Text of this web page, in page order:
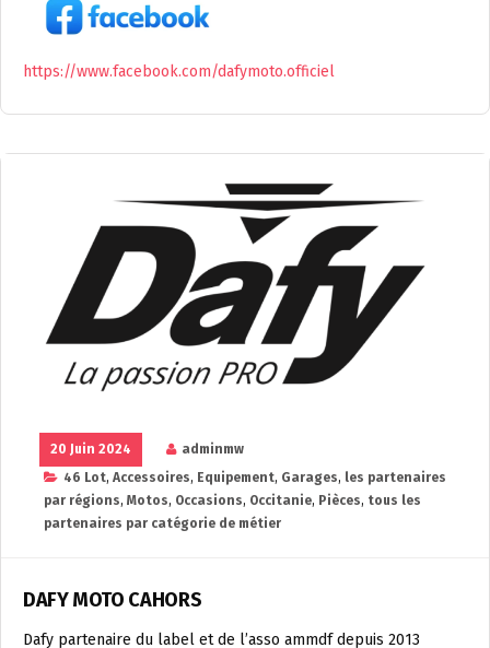
https://www.facebook.com/dafymoto.officiel
20 Juin 2024
adminmw
46 Lot, Accessoires, Equipement, Garages, les partenaires
par régions, Motos, Occasions, Occitanie, Pièces, tous les
partenaires par catégorie de métier
DAFY MOTO CAHORS
Dafy partenaire du label et de l’asso ammdf depuis 2013